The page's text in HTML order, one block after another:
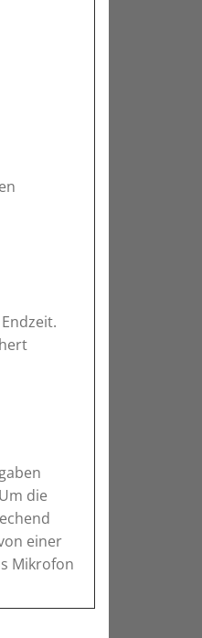
die
einer
Mikrofon